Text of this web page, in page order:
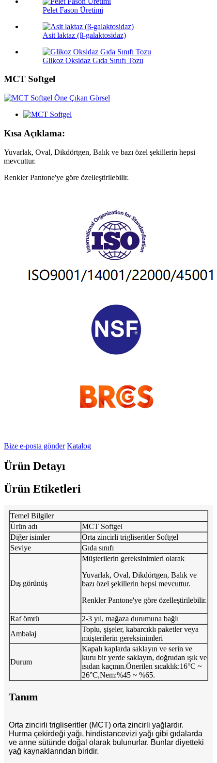
Pelet Fason Üretimi
Asit laktaz (β-galaktosidaz)
Glikoz Oksidaz Gıda Sınıfı Tozu
MCT Softgel
Kısa Açıklama:
Yuvarlak, Oval, Dikdörtgen, Balık ve bazı özel şekillerin hepsi
mevcuttur.
Renkler Pantone'ye göre özelleştirilebilir.
Bize e-posta gönder Katalog
Ürün Detayı
Ürün Etiketleri
Temel Bilgiler
Ürün adı
MCT Softgel
Diğer isimler
Orta zincirli trigliseritler Softgel
Seviye
Gıda sınıfı
Dış görünüş
Müşterilerin gereksinimleri olarak
Yuvarlak, Oval, Dikdörtgen, Balık ve
bazı özel şekillerin hepsi mevcuttur.
Renkler Pantone'ye göre özelleştirilebilir.
Raf ömrü
2-3 yıl, mağaza durumuna bağlı
Ambalaj
Toplu, şişeler, kabarcıklı paketler veya
müşterilerin gereksinimleri
Durum
Kapalı kaplarda saklayın ve serin ve
kuru bir yerde saklayın, doğrudan ışık ve
ısıdan kaçının.Önerilen sıcaklık:16°C ~
26°C,Nem:%45 ~ %65.
Tanım
Orta zincirli trigliseritler (MCT) orta zincirli yağlardır.
Hurma çekirdeği yağı, hindistancevizi yağı gibi gıdalarda
ve anne sütünde doğal olarak bulunurlar. Bunlar diyetteki
yağ kaynaklarından biridir.